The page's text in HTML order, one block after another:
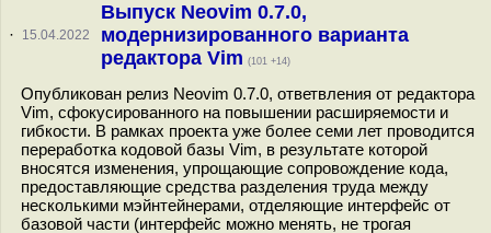
· 15.04.2022
Выпуск Neovim 0.7.0,
модернизированного варианта
редактора Vim (101 +14)
Опубликован релиз Neovim 0.7.0, ответвления от редактора
Vim, сфокусированного на повышении расширяемости и
гибкости. В рамках проекта уже более семи лет проводится
переработка кодовой базы Vim, в результате которой
вносятся изменения, упрощающие сопровождение кода,
предоставляющие средства разделения труда между
несколькими мэйнтейнерами, отделяющие интерфейс от
базовой части (интерфейс можно менять, не трогая